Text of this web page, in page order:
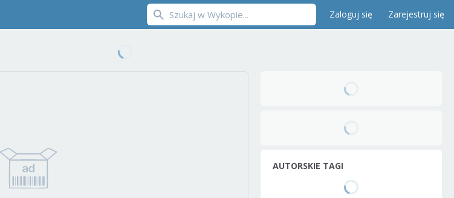
Zaloguj się Zarejestruj się
AUTORSKIE TAGI